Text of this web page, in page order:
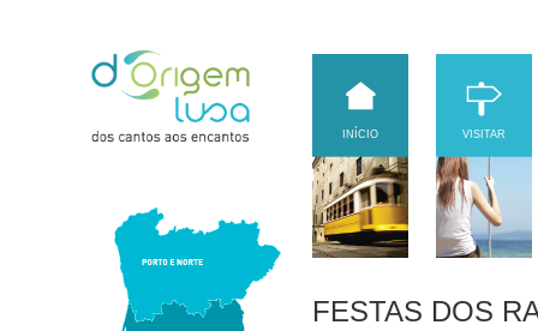
INÍCIO VISITAR
FESTAS DOS